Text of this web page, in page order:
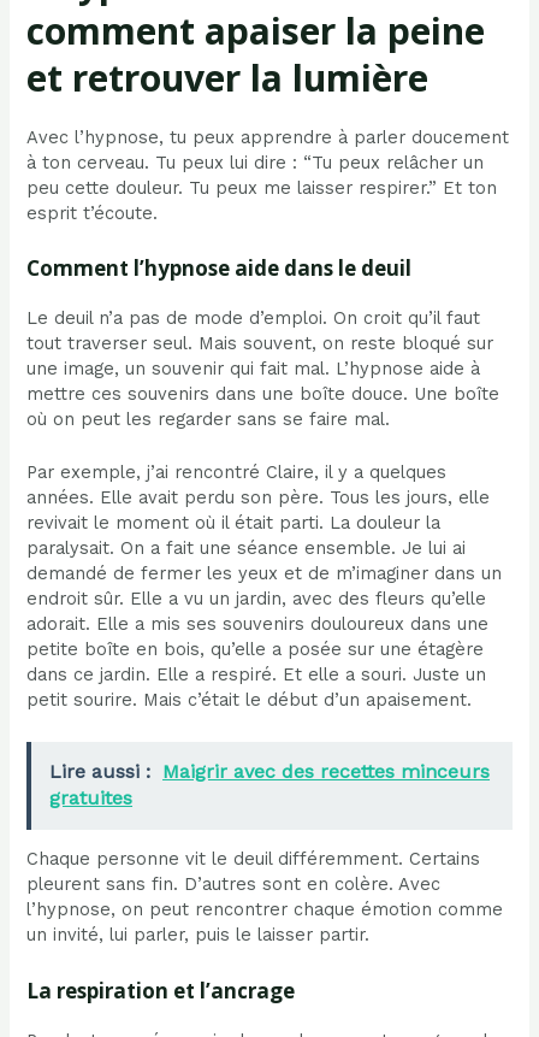
comment apaiser la peine
et retrouver la lumière
Avec l’hypnose, tu peux apprendre à parler doucement
à ton cerveau. Tu peux lui dire : “Tu peux relâcher un
peu cette douleur. Tu peux me laisser respirer.” Et ton
esprit t’écoute.
Comment l’hypnose aide dans le deuil
Le deuil n’a pas de mode d’emploi. On croit qu’il faut
tout traverser seul. Mais souvent, on reste bloqué sur
une image, un souvenir qui fait mal. L’hypnose aide à
mettre ces souvenirs dans une boîte douce. Une boîte
où on peut les regarder sans se faire mal.
Par exemple, j’ai rencontré Claire, il y a quelques
années. Elle avait perdu son père. Tous les jours, elle
revivait le moment où il était parti. La douleur la
paralysait. On a fait une séance ensemble. Je lui ai
demandé de fermer les yeux et de m’imaginer dans un
endroit sûr. Elle a vu un jardin, avec des fleurs qu’elle
adorait. Elle a mis ses souvenirs douloureux dans une
petite boîte en bois, qu’elle a posée sur une étagère
dans ce jardin. Elle a respiré. Et elle a souri. Juste un
petit sourire. Mais c’était le début d’un apaisement.
Lire aussi : Maigrir avec des recettes minceurs
gratuites
Chaque personne vit le deuil différemment. Certains
pleurent sans fin. D’autres sont en colère. Avec
l’hypnose, on peut rencontrer chaque émotion comme
un invité, lui parler, puis le laisser partir.
La respiration et l’ancrage